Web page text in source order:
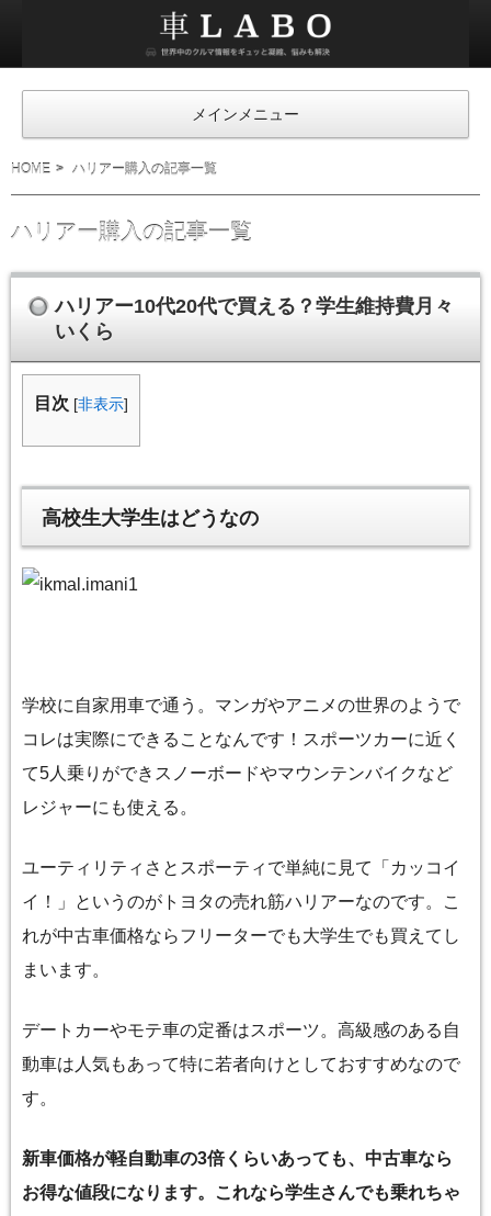
ラ
ボ
メインメニュー
HOME ハリアー購入の記事一覧
ハリアー購入の記事一覧
ハリアー10代20代で買える？学生維持費月々
いくら
目次 [非表示]
高校生大学生はどうなの
学校に自家用車で通う。マンガやアニメの世界のようで
コレは実際にできることなんです！スポーツカーに近く
て5人乗りができスノーボードやマウンテンバイクなど
レジャーにも使える。
ユーティリティさとスポーティで単純に見て「カッコイ
イ！」というのがトヨタの売れ筋ハリアーなのです。こ
れが中古車価格ならフリーターでも大学生でも買えてし
まいます。
デートカーやモテ車の定番はスポーツ。高級感のある自
動車は人気もあって特に若者向けとしておすすめなので
す。
新車価格が軽自動車の3倍くらいあっても、中古車なら
お得な値段になります。これなら学生さんでも乗れちゃ